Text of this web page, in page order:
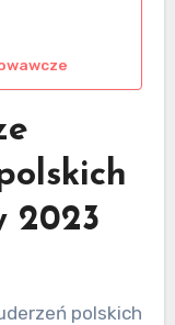
2023
polskich